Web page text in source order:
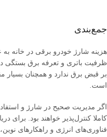
جمع‌بندی
هزینه شارژ خودرو برقی در خانه به
ظرفیت باتری و تعرفه برق بستگی
بر قبض برق ندارد و همچنان
است.
اگر مدیریت صحیح در شارژ و
کاملا کنترل‌پذیر خواهند بود. برای
فناوری‌های انرژی و راهکارهای